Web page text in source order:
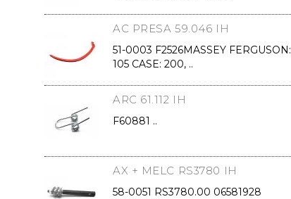
AC PRESA 59.046 IH
51-0003 F2526MASSEY FERGUSON:
105 CASE: 200, ..
ARC 61.112 IH
F60881 ..
AX + MELC RS3780 IH
58-0051 RS3780.00 06581928